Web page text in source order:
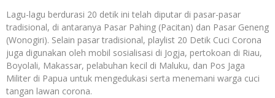
Lagu-lagu berdurasi 20 detik ini telah diputar di pasar-pasar
tradisional, di antaranya Pasar Pahing (Pacitan) dan Pasar Geneng
(Wonogiri). Selain pasar tradisional, playlist 20 Detik Cuci Corona
juga digunakan oleh mobil sosialisasi di Jogja, pertokoan di Riau,
Boyolali, Makassar, pelabuhan kecil di Maluku, dan Pos Jaga
Militer di Papua untuk mengedukasi serta menemani warga cuci
tangan lawan corona.